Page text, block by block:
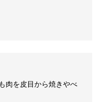
肉を皮目から焼きやべ